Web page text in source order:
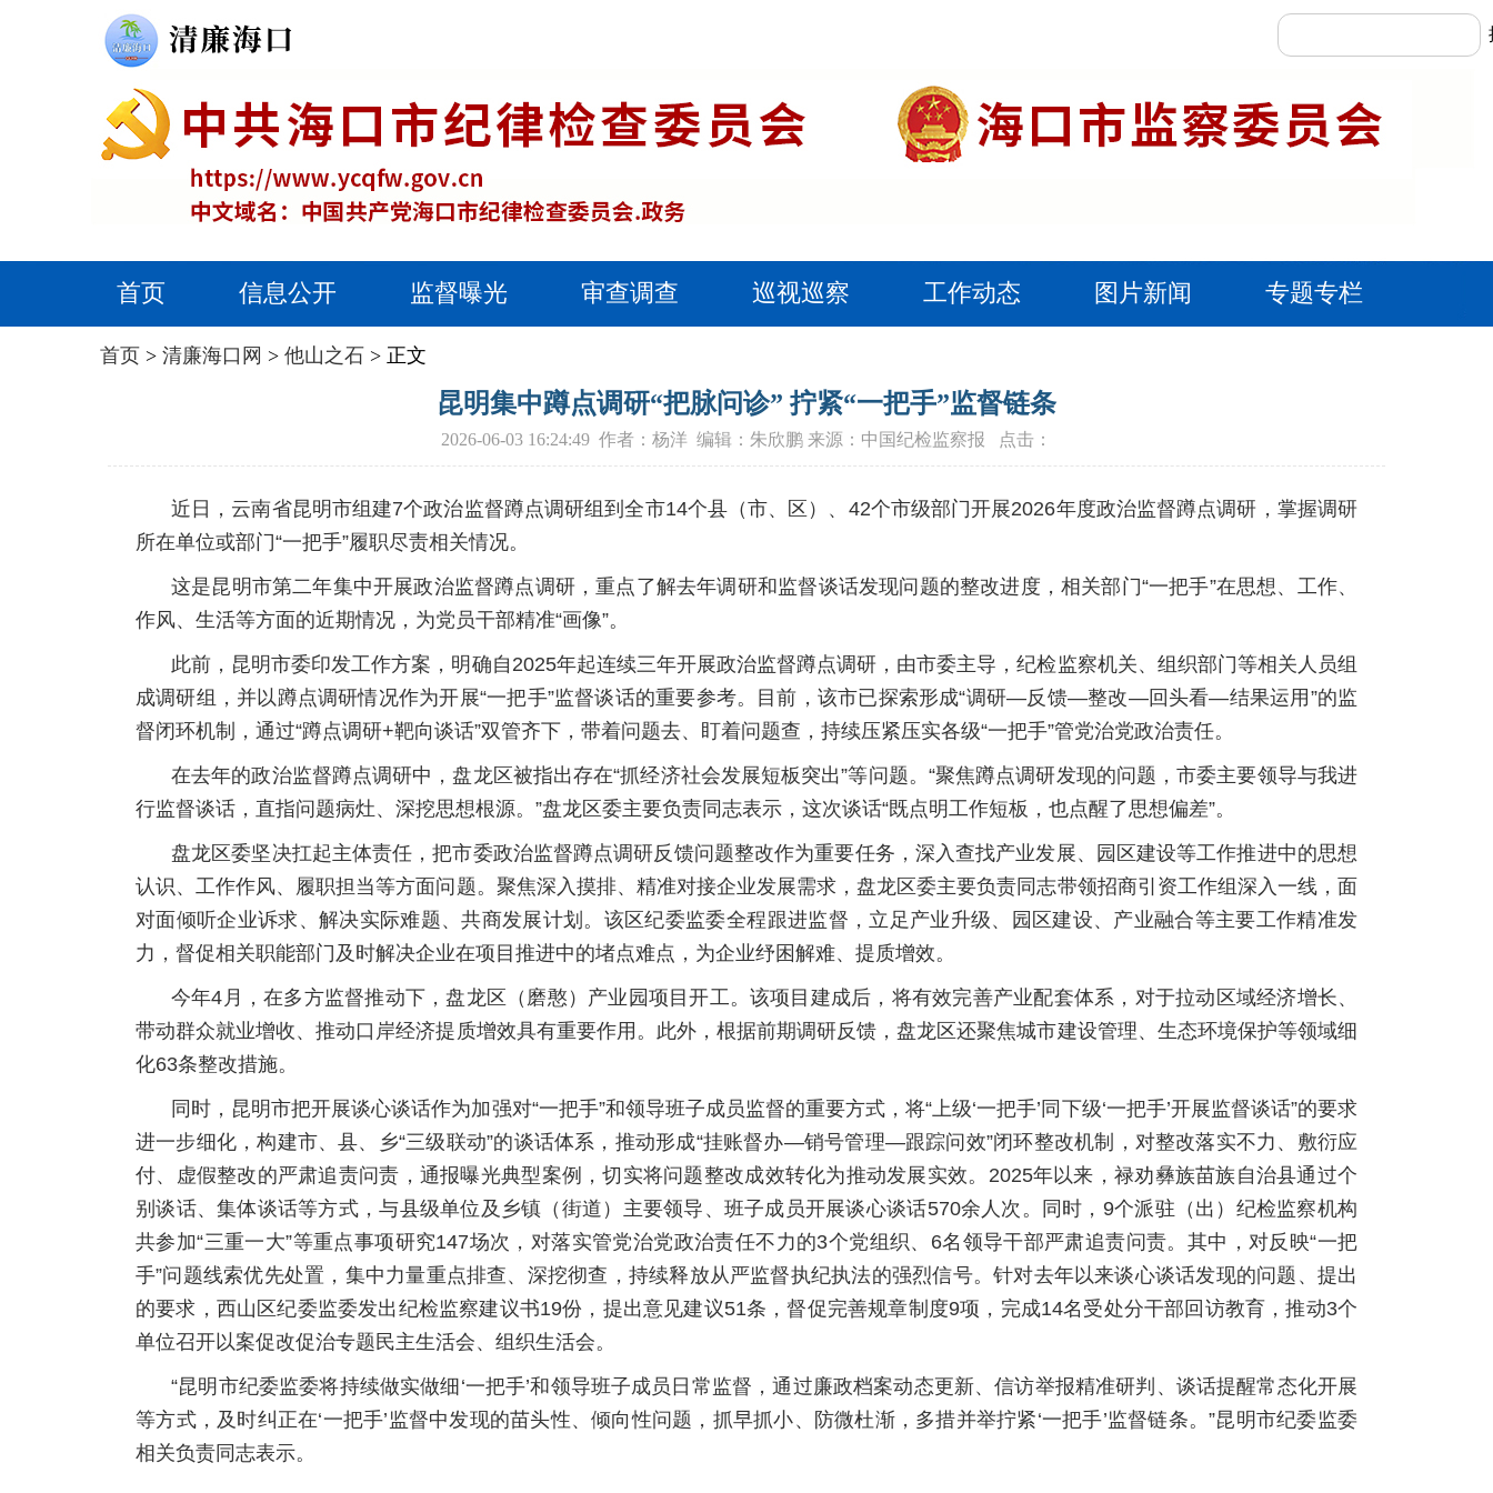
首页 信息公开 监督曝光 审查调查 巡视巡察 工作动态 图片新闻 专题专栏
首页 > 清廉海口网 > 他山之石 > 正文
昆明集中蹲点调研“把脉问诊” 拧紧“一把手”监督链条
2026-06-03 16:24:49 作者：杨洋 编辑：朱欣鹏 来源：中国纪检监察报 点击：
近日，云南省昆明市组建7个政治监督蹲点调研组到全市14个县（市、区）、42个市级部门开展2026年度政治监督蹲点调研，掌握调研
所在单位或部门“一把手”履职尽责相关情况。
这是昆明市第二年集中开展政治监督蹲点调研，重点了解去年调研和监督谈话发现问题的整改进度，相关部门“一把手”在思想、工作、
作风、生活等方面的近期情况，为党员干部精准“画像”。
此前，昆明市委印发工作方案，明确自2025年起连续三年开展政治监督蹲点调研，由市委主导，纪检监察机关、组织部门等相关人员组
成调研组，并以蹲点调研情况作为开展“一把手”监督谈话的重要参考。目前，该市已探索形成“调研—反馈—整改—回头看—结果运用”的监
督闭环机制，通过“蹲点调研+靶向谈话”双管齐下，带着问题去、盯着问题查，持续压紧压实各级“一把手”管党治党政治责任。
在去年的政治监督蹲点调研中，盘龙区被指出存在“抓经济社会发展短板突出”等问题。“聚焦蹲点调研发现的问题，市委主要领导与我进
行监督谈话，直指问题病灶、深挖思想根源。”盘龙区委主要负责同志表示，这次谈话“既点明工作短板，也点醒了思想偏差”。
盘龙区委坚决扛起主体责任，把市委政治监督蹲点调研反馈问题整改作为重要任务，深入查找产业发展、园区建设等工作推进中的思想
认识、工作作风、履职担当等方面问题。聚焦深入摸排、精准对接企业发展需求，盘龙区委主要负责同志带领招商引资工作组深入一线，面
对面倾听企业诉求、解决实际难题、共商发展计划。该区纪委监委全程跟进监督，立足产业升级、园区建设、产业融合等主要工作精准发
力，督促相关职能部门及时解决企业在项目推进中的堵点难点，为企业纾困解难、提质增效。
今年4月，在多方监督推动下，盘龙区（磨憨）产业园项目开工。该项目建成后，将有效完善产业配套体系，对于拉动区域经济增长、
带动群众就业增收、推动口岸经济提质增效具有重要作用。此外，根据前期调研反馈，盘龙区还聚焦城市建设管理、生态环境保护等领域细
化63条整改措施。
同时，昆明市把开展谈心谈话作为加强对“一把手”和领导班子成员监督的重要方式，将“上级‘一把手’同下级‘一把手’开展监督谈话”的要求
进一步细化，构建市、县、乡“三级联动”的谈话体系，推动形成“挂账督办—销号管理—跟踪问效”闭环整改机制，对整改落实不力、敷衍应
付、虚假整改的严肃追责问责，通报曝光典型案例，切实将问题整改成效转化为推动发展实效。2025年以来，禄劝彝族苗族自治县通过个
别谈话、集体谈话等方式，与县级单位及乡镇（街道）主要领导、班子成员开展谈心谈话570余人次。同时，9个派驻（出）纪检监察机构
共参加“三重一大”等重点事项研究147场次，对落实管党治党政治责任不力的3个党组织、6名领导干部严肃追责问责。其中，对反映“一把
手”问题线索优先处置，集中力量重点排查、深挖彻查，持续释放从严监督执纪执法的强烈信号。针对去年以来谈心谈话发现的问题、提出
的要求，西山区纪委监委发出纪检监察建议书19份，提出意见建议51条，督促完善规章制度9项，完成14名受处分干部回访教育，推动3个
单位召开以案促改促治专题民主生活会、组织生活会。
“昆明市纪委监委将持续做实做细‘一把手’和领导班子成员日常监督，通过廉政档案动态更新、信访举报精准研判、谈话提醒常态化开展
等方式，及时纠正在‘一把手’监督中发现的苗头性、倾向性问题，抓早抓小、防微杜渐，多措并举拧紧‘一把手’监督链条。”昆明市纪委监委
相关负责同志表示。